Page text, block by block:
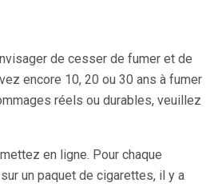
de cesser de fumer et de
encore 10, 20 ou 30 ans à fumer
réels ou durables, veuillez
en ligne. Pour chaque
un paquet de cigarettes, il y a